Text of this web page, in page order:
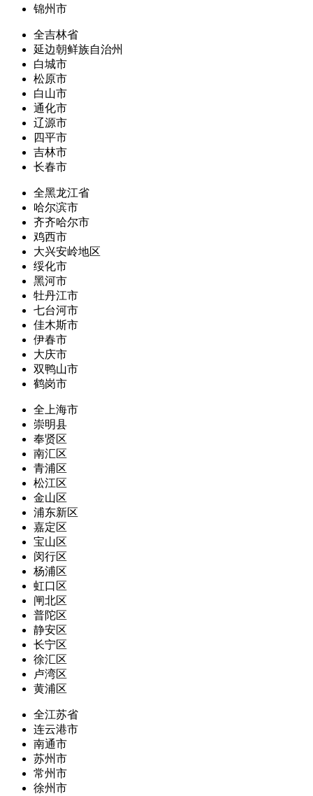
锦州市
全吉林省
延边朝鲜族自治州
白城市
松原市
白山市
通化市
辽源市
四平市
吉林市
长春市
全黑龙江省
哈尔滨市
齐齐哈尔市
鸡西市
大兴安岭地区
绥化市
黑河市
牡丹江市
七台河市
佳木斯市
伊春市
大庆市
双鸭山市
鹤岗市
全上海市
崇明县
奉贤区
南汇区
青浦区
松江区
金山区
浦东新区
嘉定区
宝山区
闵行区
杨浦区
虹口区
闸北区
普陀区
静安区
长宁区
徐汇区
卢湾区
黄浦区
全江苏省
连云港市
南通市
苏州市
常州市
徐州市